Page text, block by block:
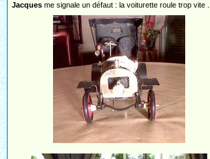
Jacques me signale un défaut : la voiturette roule trop vite ...